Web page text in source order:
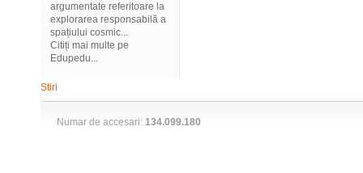
argumentate referitoare la
explorarea responsabilă a
spațiului cosmic...
Citiți mai multe pe
Edupedu...
Stiri
Numar de accesari: 134.099.180